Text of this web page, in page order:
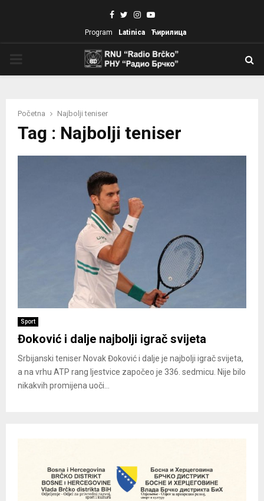
Facebook
TwitterInstagram
Youtube
Program Latinica Ћирилица
Početna Najbolji teniser
Tag : Najbolji teniser
Sport
Đoković i dalje najbolji igrač svijeta
Srbijanski teniser Novak Đoković i dalje je najbolji igrač svijeta,
a na vrhu ATP rang ljestvice započeo je 336. sedmicu. Nije bilo
nikakvih promijena uoči...